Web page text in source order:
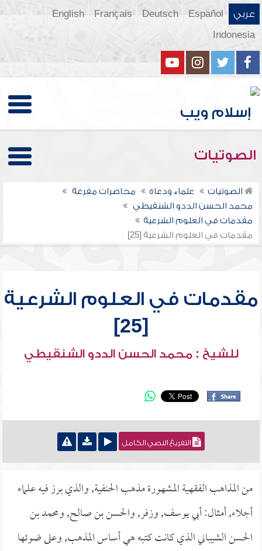
عربي Español
Deutsch
Français
English
Indonesia
الصوتيات
الصوتيات علماء ودعاة
محاضرات مفرغة
محمد الحسن الددو الشنقيطي
مقدمات في العلوم الشرعية
مقدمات في العلوم الشرعية [25]
مقدمات في العلوم الشرعية
[25]
للشيخ : محمد الحسن الددو الشنقيطي
التفريغ النصي الكامل
من المذاهب الفقهية المشهورة مذهب الحنفية, والذي برز فيه علماء
أجلاء, أمثال: أبي يوسف, وزفر, والحسن بن صالح, ومحمد بن
الحسن الشيباني الذي كانت كتبه هي أساس المذهب, وعلى ضوئها